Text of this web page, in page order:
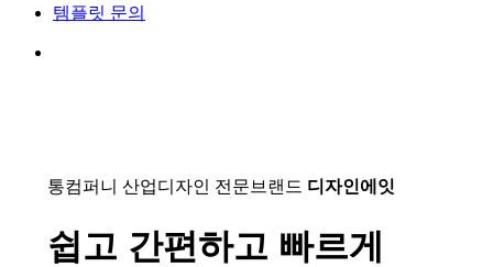
템플릿 문의
통컴퍼니 산업디자인 전문브랜드 디자인에잇
쉽고 간편하고 빠르게